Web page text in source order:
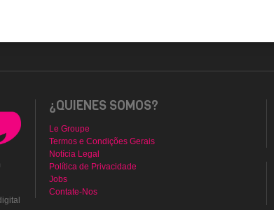
¿QUIENES SOMOS?
Le Groupe
Termos e Condições Gerais
Notícia Legal
Política de Privacidade
Jobs
Contate-Nos